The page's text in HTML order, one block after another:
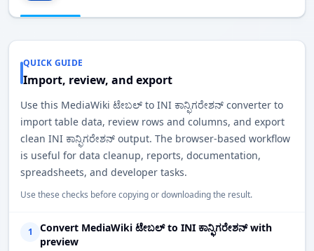
QUICK GUIDE
Import, review, and export
Use this MediaWiki ಟೇಬಲ್ to INI ಕಾನ್ಫಿಗರೇಶನ್ converter to
import table data, review rows and columns, and export
clean INI ಕಾನ್ಫಿಗರೇಶನ್ output. The browser-based workflow
is useful for data cleanup, reports, documentation,
spreadsheets, and developer tasks.
Use these checks before copying or downloading the result.
1
Convert MediaWiki ಟೇಬಲ್ to INI ಕಾನ್ಫಿಗರೇಶನ್ with
preview